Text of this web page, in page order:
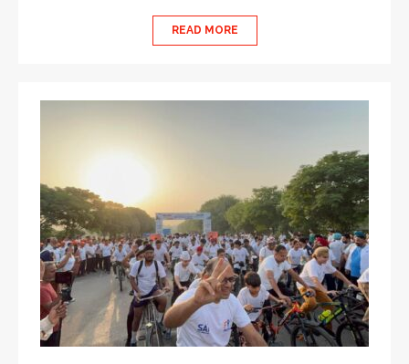
READ MORE